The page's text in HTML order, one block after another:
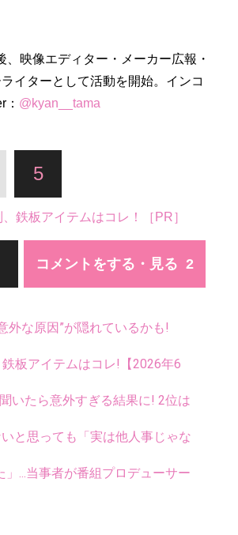
映像エディター・メーカー広報・
イターとして活動を開始。インコ
@kyan__tama
5
鉄板アイテムはコレ！［PR］
コメントをする・見る
外な原因”が隠れているかも!
板アイテムはコレ!【2026年6
いたら意外すぎる結果に! 2位は
と思っても「実は他人事じゃな
...当事者が番組プロデューサー